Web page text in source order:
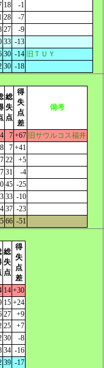
18
-1
28
-7
27
-9
33 -13
30 -14 旧ＴＵＹ
30 -18
総
失
点
得
失
点
差
備考
7 +67 旧サウルコス福井
7 +41
22
+5
31
-4
45 -25
33 -10
37 -23
66 -51
総
失
点
得
失
点
差
14 +30
15 +24
27
+9
25
+7
30
-8
34 -16
39 -17